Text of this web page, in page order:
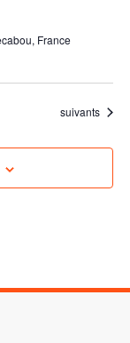
France
Évènements
suivants